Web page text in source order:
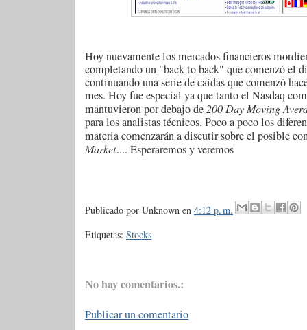
Hoy nuevamente los mercados financieros
completando un "back to back" que comenzó el
continuando una serie de caídas que comenzó
mes. Hoy fue especial ya que tanto el Nasdaq
mantuvieron por debajo de 200 Day Moving
para los analistas técnicos. Poco a poco los
materia comenzarán a discutir sobre el posible
Market.... Esperaremos y veremos
Publicado por Unknown en 4:12 p. m.
Etiquetas: Stocks
No hay comentarios.:
Publicar un comentario